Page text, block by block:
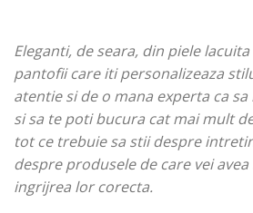
Eleganti, de seara, din piele
pantofii care iti personalizeaza
atentie si de o mana experta ca
si sa te poti bucura cat mai mult
tot ce trebuie sa stii despre
despre produsele de care vei
ingrijrea lor corecta.